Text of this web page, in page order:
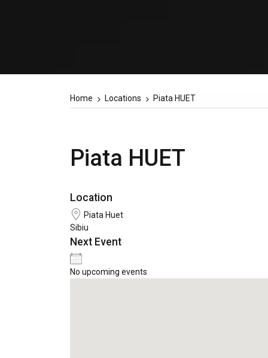
Home Locations Piata HUET
Piata HUET
Location
Piata Huet
Sibiu
Next Event
No upcoming events